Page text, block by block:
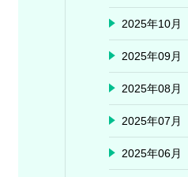
2025年10月
2025年09月
2025年08月
2025年07月
2025年06月